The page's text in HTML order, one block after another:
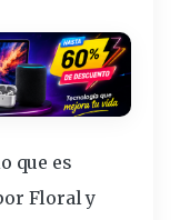
que es
Floral y